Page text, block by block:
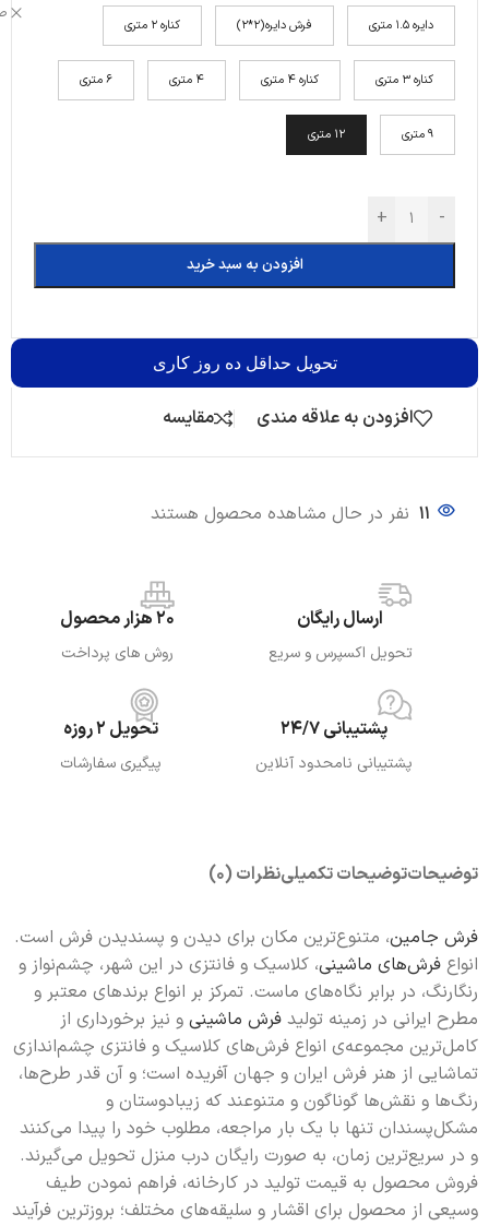
دایره 1.5 متری فرش دایره(2*2) کناره 2 متری
کناره 3 متری کناره 4 متری 4 متری 6 متری
9 متری 12 متری
-
+
افزودن به سبد خرید
تحویل حداقل ده روز کاری
افزودن به علاقه مندی مقایسه
11 نفر در حال مشاهده محصول هستند
ارسال رایگان
تحویل اکسپرس و سریع
20 هزار محصول
روش های پرداخت
پشتیبانی 24/7
پشتیبانی نامحدود آنلاین
تحویل 2 روزه
پیگیری سفارشات
توضیحاتتوضیحات تکمیلینظرات (0)
فرش جامین، متنوع‌ترین مکان برای دیدن و پسندیدن فرش است.
انواع فرش‌های ماشینی، کلاسیک و فانتزی در این شهر، چشم‌نواز و
رنگارنگ، در برابر نگاه‌های ماست. تمرکز بر انواع برندهای معتبر و
مطرح ایرانی در زمینه تولید فرش ماشینی و نیز برخورداری از
کامل‌ترین مجموعه‌ی انواع فرش‌های کلاسیک و فانتزی چشم‌اندازی
تماشایی از هنر فرش ایران و جهان آفریده است؛ و آن قدر طرح‌ها،
رنگ‌ها و نقش‌ها گونا‌گون و متنوعند که زیبادوستان و
مشکل‌پسندان تنها با یک بار مراجعه، مطلوب خود را پیدا می‌کنند
و در سریع‌ترین زمان، به صورت رایگان درب منزل تحویل می‌گیرند.
فروش محصول به قیمت تولید در کارخانه، فراهم نمودن طیف
وسیعی از محصول برای اقشار و سلیقه‌های مختلف؛ بروزترین فرآیند